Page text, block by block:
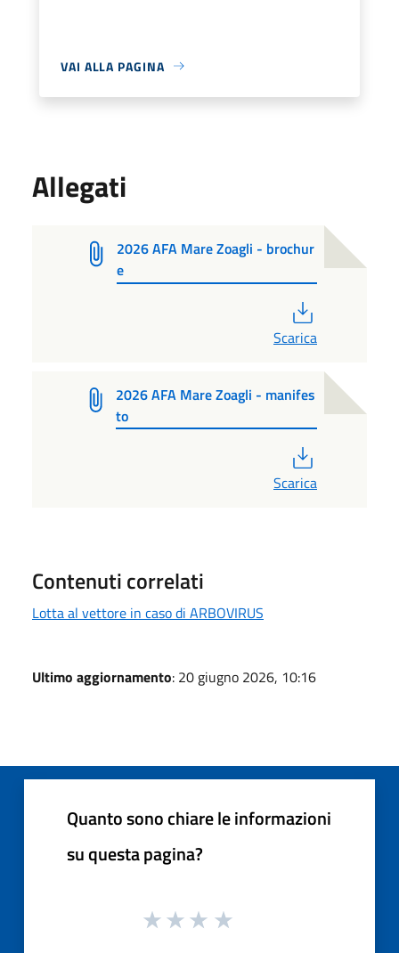
VAI ALLA PAGINA
Allegati
2026 AFA Mare Zoagli - brochur
e
Scarica
2026 AFA Mare Zoagli - manifes
to
Scarica
Contenuti correlati
Lotta al vettore in caso di ARBOVIRUS
Ultimo aggiornamento: 20 giugno 2026, 10:16
Quanto sono chiare le informazioni
su questa pagina?